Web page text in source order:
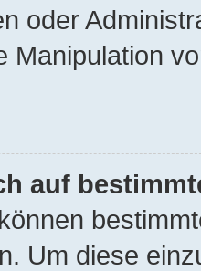
oder
Manipulation
auf
Um diese